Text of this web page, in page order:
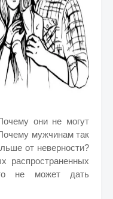
они не могут
мужчинам так
от неверности?
распространенных
не может дать